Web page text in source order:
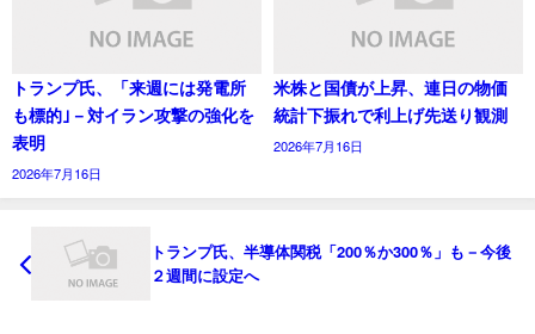
トランプ氏、「来週には発電所
も標的｣－対イラン攻撃の強化を
表明
2026年7月16日
米株と国債が上昇、連日の物価
統計下振れで利上げ先送り観測
2026年7月16日
トランプ氏、半導体関税「200％か300％」も－今後
２週間に設定へ